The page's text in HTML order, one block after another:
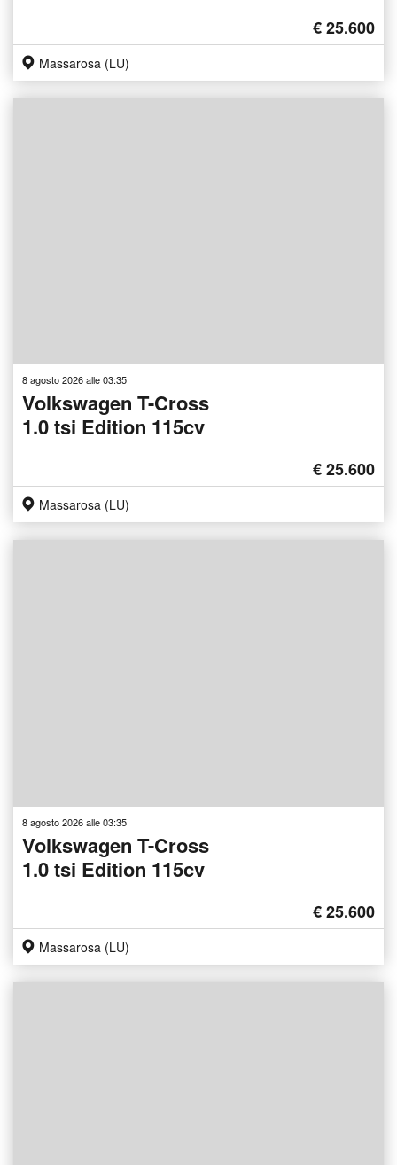
€ 25.600
Massarosa (LU)
8 agosto 2026 alle 03:35
Volkswagen T-Cross
1.0 tsi Edition 115cv
€ 25.600
Massarosa (LU)
8 agosto 2026 alle 03:35
Volkswagen T-Cross
1.0 tsi Edition 115cv
€ 25.600
Massarosa (LU)